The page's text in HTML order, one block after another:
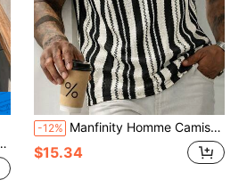
-12% Manfinity Homme Camisa polo de punto a rayas negras y blancas vintage para hombre, con cuello y puños en contraste negro, top de estilo maduro para hombre
$15.34